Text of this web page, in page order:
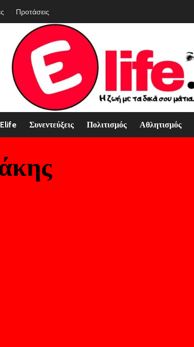
Προτάσεις
Elife Συνεντεύξεις Πολιτισμός Αθλητισμός